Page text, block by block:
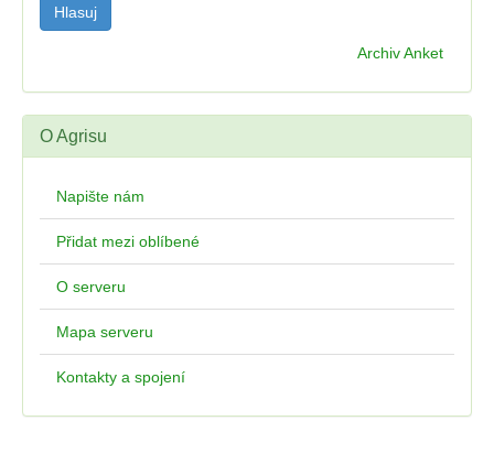
Archiv Anket
O Agrisu
Napište nám
Přidat mezi oblíbené
O serveru
Mapa serveru
Kontakty a spojení